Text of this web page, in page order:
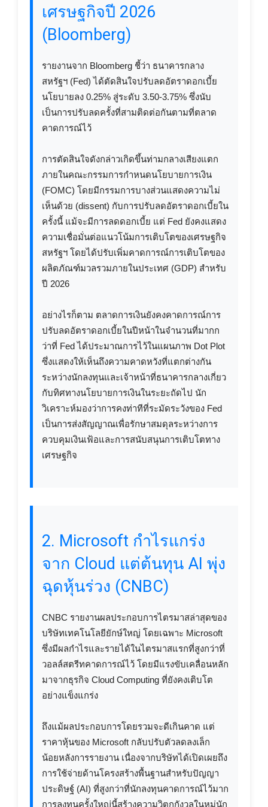
เศรษฐกิจปี 2026
(Bloomberg)
รายงานจาก Bloomberg ชี้ว่า ธนาคารกลาง
สหรัฐฯ (Fed) ได้ตัดสินใจปรับลดอัตราดอกเบี้ย
นโยบายลง 0.25% สู่ระดับ 3.50-3.75% ซึ่งนับ
เป็นการปรับลดครั้งที่สามติดต่อกันตามที่ตลาด
คาดการณ์ไว้
การตัดสินใจดังกล่าวเกิดขึ้นท่ามกลางเสียงแตก
ภายในคณะกรรมการกำหนดนโยบายการเงิน
(FOMC) โดยมีกรรมการบางส่วนแสดงความไม่
เห็นด้วย (dissent) กับการปรับลดอัตราดอกเบี้ยใน
ครั้งนี้ แม้จะมีการลดดอกเบี้ย แต่ Fed ยังคงแสดง
ความเชื่อมั่นต่อแนวโน้มการเติบโตของเศรษฐกิจ
สหรัฐฯ โดยได้ปรับเพิ่มคาดการณ์การเติบโตของ
ผลิตภัณฑ์มวลรวมภายในประเทศ (GDP) สำหรับ
ปี 2026
อย่างไรก็ตาม ตลาดการเงินยังคงคาดการณ์การ
ปรับลดอัตราดอกเบี้ยในปีหน้าในจำนวนที่มากก
ว่าที่ Fed ได้ประมาณการไว้ในแผนภาพ Dot Plot
ซึ่งแสดงให้เห็นถึงความคาดหวังที่แตกต่างกัน
ระหว่างนักลงทุนและเจ้าหน้าที่ธนาคารกลางเกี่ยว
กับทิศทางนโยบายการเงินในระยะถัดไป นัก
วิเคราะห์มองว่าการคงท่าทีที่ระมัดระวังของ Fed
เป็นการส่งสัญญาณเพื่อรักษาสมดุลระหว่างการ
ควบคุมเงินเฟ้อและการสนับสนุนการเติบโตทาง
เศรษฐกิจ
2. Microsoft กำไรแกร่ง
จาก Cloud แต่ต้นทุน AI พุ่ง
ฉุดหุ้นร่วง (CNBC)
CNBC รายงานผลประกอบการไตรมาสล่าสุดของ
บริษัทเทคโนโลยียักษ์ใหญ่ โดยเฉพาะ Microsoft
ซึ่งมีผลกำไรและรายได้ในไตรมาสแรกที่สูงกว่าที่
วอลล์สตรีทคาดการณ์ไว้ โดยมีแรงขับเคลื่อนหลัก
มาจากธุรกิจ Cloud Computing ที่ยังคงเติบโต
อย่างแข็งแกร่ง
ถึงแม้ผลประกอบการโดยรวมจะดีเกินคาด แต่
ราคาหุ้นของ Microsoft กลับปรับตัวลดลงเล็ก
น้อยหลังการรายงาน เนื่องจากบริษัทได้เปิดเผยถึง
การใช้จ่ายด้านโครงสร้างพื้นฐานสำหรับปัญญา
ประดิษฐ์ (AI) ที่สูงกว่าที่นักลงทุนคาดการณ์ไว้มาก
การลงทุนครั้งใหญ่นี้สร้างความวิตกกังวลในหมู่นัก